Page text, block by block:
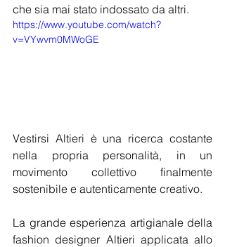
che sia mai stato indossato da altri.
https://www.youtube.com/watch?
v=VYwvm0MWoGE
Vestirsi Altieri è una ricerca costante
nella propria personalità, in un
movimento collettivo finalmente
sostenibile e autenticamente creativo.
La grande esperienza artigianale della
fashion designer Altieri applicata allo